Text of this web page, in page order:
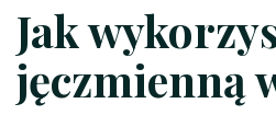
Jak
jęczmienną